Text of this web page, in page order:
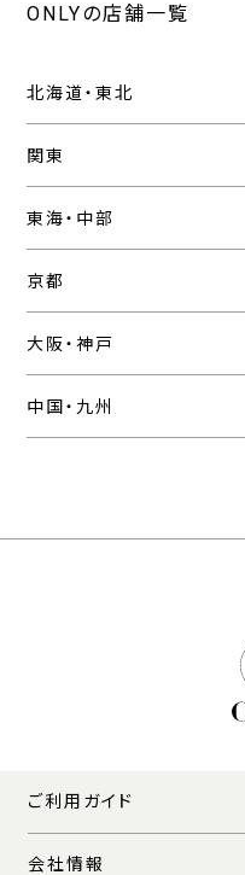
ONLYの店舗一覧
北海道・東北
関東
東海・中部
京都
大阪・神戸
中国・九州
ご利用ガイド
会社情報